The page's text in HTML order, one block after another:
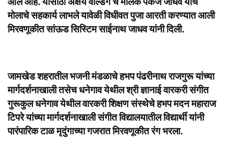
मोलाचे सहकार्य लाभले यावेळी विधीवत पुजा आरती करण्यात आली
मिरवणूकीत सांऊड सिस्टिम साईनाथ जाधव यांनी दिली.
जामखेड शहरातील भजनी मंडळाचे हभप पंढरीनाथ राजगुरू यांच्या
मार्गदर्शनाखाली तसेच धनेगाव येथील श्री ज्ञानाई वारकरी संगीत
गुरूकुल धनेगाव येथील वारकरी शिक्षण संस्थेचे हभप मदन महाराज
टिपरे यांच्या मार्गदर्शनाखाली संगीत विद्यालयातील विद्यार्थी यांनी
पारंपारिक टाळ मृदुंगाच्या गजरात मिरवणूकीत रंग भरला.